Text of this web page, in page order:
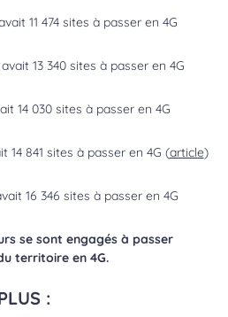
11 474 sites à passer en 4G
13 340 sites à passer en 4G
14 030 sites à passer en 4G
14 841 sites à passer en 4G (article)
16 346 sites à passer en 4G
se sont engagés à passer
territoire en 4G.
: